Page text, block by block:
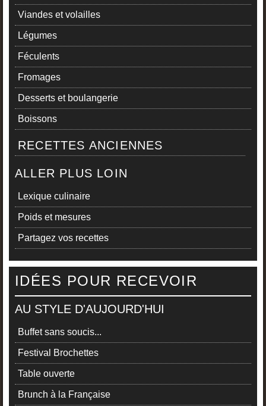
Viandes et volailles
Légumes
Féculents
Fromages
Desserts et boulangerie
Boissons
RECETTES ANCIENNES
ALLER PLUS LOIN
Lexique culinaire
Poids et mesures
Partagez vos recettes
IDÉES POUR RECEVOIR
AU STYLE D'AUJOURD'HUI
Buffet sans soucis...
Festival Brochettes
Table ouverte
Brunch à la Française